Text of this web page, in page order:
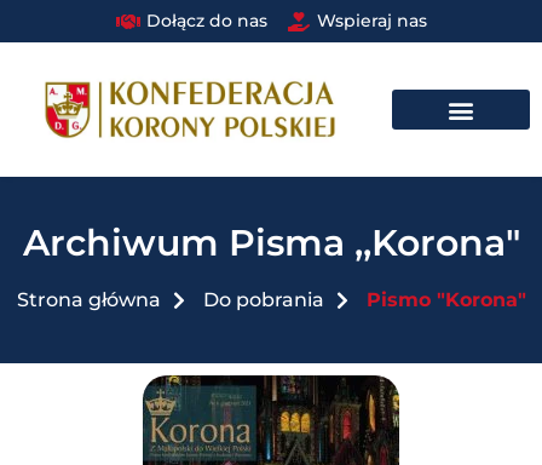
Dołącz do nas Wspieraj nas
Archiwum Pisma ,,Korona"
Strona główna Do pobrania Pismo "Korona"